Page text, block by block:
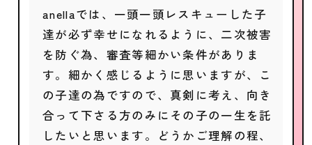
anellaでは、一頭一頭レスキューした子
達が必ず幸せになれるように、二次被害
を防ぐ為、審査等細かい条件がありま
す。細かく感じるように思いますが、こ
の子達の為ですので、真剣に考え、向き
合って下さる方のみにその子の一生を託
したいと思います。どうかご理解の程、